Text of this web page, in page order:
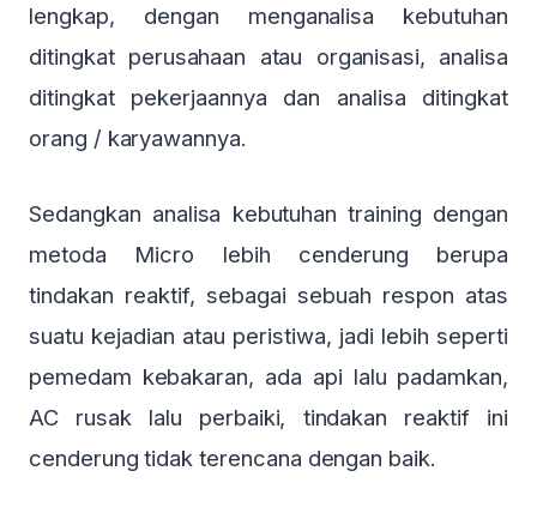
lengkap, dengan menganalisa kebutuhan
ditingkat perusahaan atau organisasi, analisa
ditingkat pekerjaannya dan analisa ditingkat
orang / karyawannya.
Sedangkan analisa kebutuhan training dengan
metoda Micro lebih cenderung berupa
tindakan reaktif, sebagai sebuah respon atas
suatu kejadian atau peristiwa, jadi lebih seperti
pemedam kebakaran, ada api lalu padamkan,
AC rusak lalu perbaiki, tindakan reaktif ini
cenderung tidak terencana dengan baik.